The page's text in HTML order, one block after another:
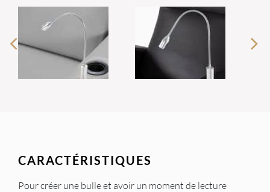
CARACTÉRISTIQUES
Pour créer une bulle et avoir un moment de lecture